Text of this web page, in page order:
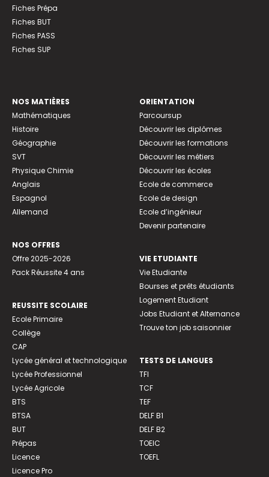
Fiches Prépa
Fiches BUT
Fiches PASS
Fiches SUP
NOS MATIÈRES
Mathématiques
Histoire
Géographie
SVT
Physique Chimie
Anglais
Espagnol
Allemand
NOS OFFRES
Offre 2025-2026
Pack Réussite 4 ans
REUSSITE SCOLAIRE
Ecole Primaire
Collège
CAP
Lycée général et technologique
Lycée Professionnel
Lycée Agricole
BTS
BTSA
BUT
Prépas
Licence
Licence Pro
ORIENTATION
Parcoursup
Découvrir les diplômes
Découvrir les formations
Découvrir les métiers
Découvrir les écoles
Ecole de commerce
Ecole de design
Ecole d’ingénieur
Devenir partenaire
VIE ETUDIANTE
Vie Etudiante
Bourses et prêts étudiants
Logement Etudiant
Jobs Etudiant et Alternance
Trouve ton job saisonnier
TESTS DE LANGUES
TFI
TCF
TEF
DELF B1
DELF B2
TOEIC
TOEFL